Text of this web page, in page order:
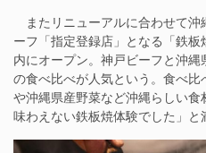
またリニューアルに合わせて沖
ーフ「指定登録店」となる「鉄
内にオープン。神戸ビーフと沖
の食べ比べが人気という。食べ
や沖縄県産野菜など沖縄らしい
味わえない鉄板焼体験でした」と